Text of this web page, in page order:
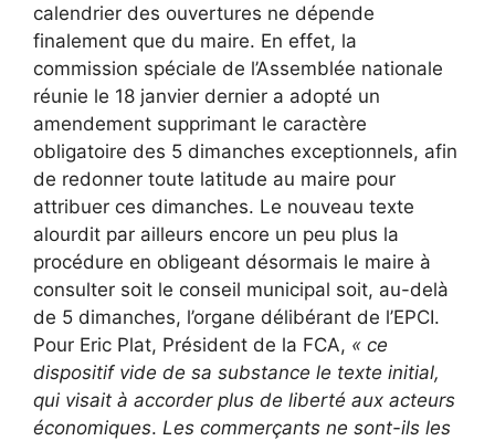
calendrier des ouvertures ne dépende
finalement que du maire. En effet, la
commission spéciale de l’Assemblée nationale
réunie le 18 janvier dernier a adopté un
amendement supprimant le caractère
obligatoire des 5 dimanches exceptionnels, afin
de redonner toute latitude au maire pour
attribuer ces dimanches. Le nouveau texte
alourdit par ailleurs encore un peu plus la
procédure en obligeant désormais le maire à
consulter soit le conseil municipal soit, au-delà
de 5 dimanches, l’organe délibérant de l’EPCI.
Pour Eric Plat, Président de la FCA, « ce
dispositif vide de sa substance le texte initial,
qui visait à accorder plus de liberté aux acteurs
économiques. Les commerçants ne sont-ils les